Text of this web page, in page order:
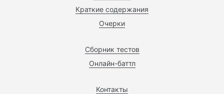
Краткие содержания
Очерки
Сборник тестов
Онлайн-баттл
Контакты